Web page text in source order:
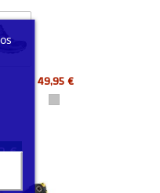
49,95 €
€